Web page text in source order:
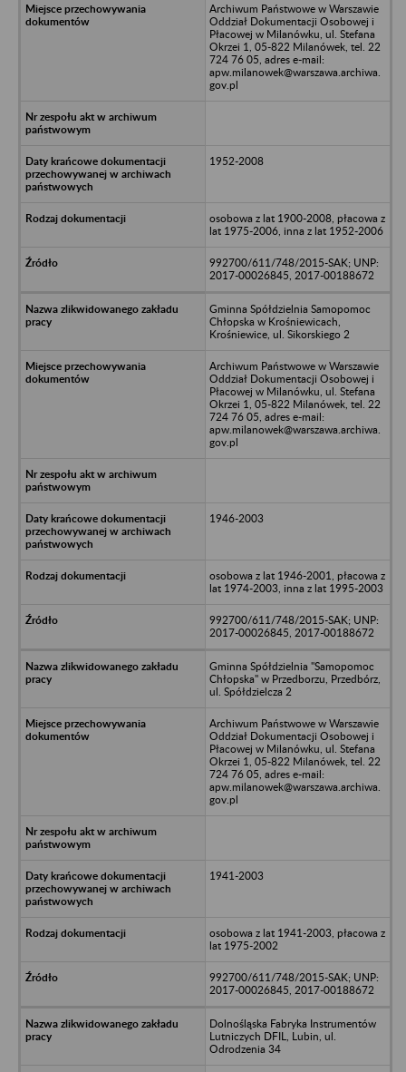
Archiwum Państwowe w Warszawie
Oddział Dokumentacji Osobowej i
Płacowej w Milanówku, ul. Stefana
Okrzei 1, 05-822 Milanówek, tel. 22
724 76 05, adres e-mail:
apw.milanowek@warszawa.archiwa.
gov.pl
1952-2008
osobowa z lat 1900-2008, płacowa z
lat 1975-2006, inna z lat 1952-2006
992700/611/748/2015-SAK; UNP:
2017-00026845, 2017-00188672
Gminna Spółdzielnia Samopomoc
Chłopska w Krośniewicach,
Krośniewice, ul. Sikorskiego 2
Archiwum Państwowe w Warszawie
Oddział Dokumentacji Osobowej i
Płacowej w Milanówku, ul. Stefana
Okrzei 1, 05-822 Milanówek, tel. 22
724 76 05, adres e-mail:
apw.milanowek@warszawa.archiwa.
gov.pl
1946-2003
osobowa z lat 1946-2001, płacowa z
lat 1974-2003, inna z lat 1995-2003
992700/611/748/2015-SAK; UNP:
2017-00026845, 2017-00188672
Gminna Spółdzielnia "Samopomoc
Chłopska" w Przedborzu, Przedbórz,
ul. Spółdzielcza 2
Archiwum Państwowe w Warszawie
Oddział Dokumentacji Osobowej i
Płacowej w Milanówku, ul. Stefana
Okrzei 1, 05-822 Milanówek, tel. 22
724 76 05, adres e-mail:
apw.milanowek@warszawa.archiwa.
gov.pl
1941-2003
osobowa z lat 1941-2003, płacowa z
lat 1975-2002
992700/611/748/2015-SAK; UNP:
2017-00026845, 2017-00188672
Dolnośląska Fabryka Instrumentów
Lutniczych DFIL, Lubin, ul.
Odrodzenia 34